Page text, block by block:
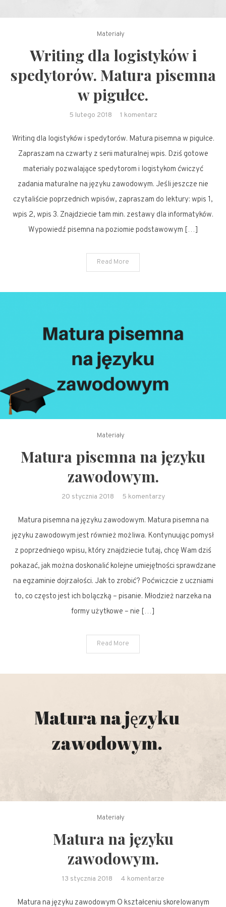
Materiały
Writing dla logistyków i
spedytorów. Matura pisemna
w pigułce.
5 lutego 2018 1 komentarzdo
dla
logistyków
i
Matura
pisemna
w
pigułce.
Writing dla logistyków i spedytorów. Matura pisemna w pigułce.
Zapraszam na czwarty z serii maturalnej wpis. Dziś gotowe
materiały pozwalające spedytorom i logistykom ćwiczyć
zadania maturalne na języku zawodowym. Jeśli jeszcze nie
czytaliście poprzednich wpisów, zapraszam do lektury: wpis 1,
wpis 2, wpis 3. Znajdziecie tam min. zestawy dla informatyków.
Wypowiedź pisemna na poziomie podstawowym […]
Read More
Materiały
Matura pisemna na języku
zawodowym.
20 stycznia 2018 5 komentarzydo
pisemna
na
języku
Matura pisemna na języku zawodowym. Matura pisemna na
języku zawodowym jest również możliwa. Kontynuując pomysł
z poprzedniego wpisu, który znajdziecie tutaj, chcę Wam dziś
pokazać, jak można doskonalić kolejne umiejętności sprawdzane
na egzaminie dojrzałości. Jak to zrobić? Poćwiczcie z uczniami
to, co często jest ich bolączką – pisanie. Młodzież narzeka na
formy użytkowe – nie […]
Read More
Materiały
Matura na języku
zawodowym.
13 stycznia 2018 4 komentarzedo
na
Matura na języku zawodowym O kształceniu skorelowanym